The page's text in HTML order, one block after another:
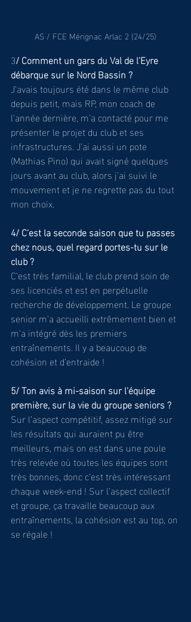
AS / FCE Mérignac Arlac 2 (24/25)
3/ Comment un gars du Val de l'Eyre
débarque sur le Nord Bassin ?
J’avais toujours été dans le même club
depuis petit, mais RP, mon coach de
l’année dernière, m’a contacté pour me
présenter le projet du club et ses
infrastructures. J’ai aussi un pote
(Mathias Pino) qui avait signé quelques
jours avant au club, alors j’ai suivi le
mouvement et je ne regrette pas du tout
mon choix.
4/ C'est la seconde saison que tu passes
chez nous, quel regard portes-tu sur le
club ?
C’est très familial, le club prend soin de
ses licenciés et est en perpétuelle
recherche de développement. Le groupe
senior m’a accueilli extrêmement bien et
m’a intégré dès les premiers
entraînements. Il y a beaucoup de
cohésion et d’entraide !
5/ Ton avis à mi-saison sur l'équipe
première, sur la vie du groupe seniors ?
Sur l’aspect compétitif, assez mitigé sur
les résultats qui auraient pu être
meilleurs, mais on est dans une poule
très relevée où toutes les équipes sont
très bonnes, donc c’est très intéressant
chaque week-end ! Sur l’aspect collectif
et groupe, ça travaille beaucoup aux
entraînements, la cohésion est au top, on
se régale !